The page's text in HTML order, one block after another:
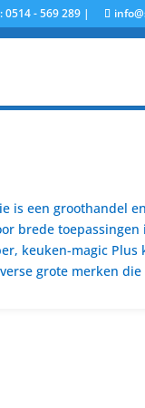
0514 - 569 289 |
is een groothandel
brede
keuken-magic
grote merken